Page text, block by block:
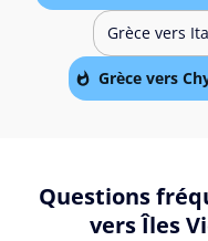
Grèce vers
Grèce vers
Questions
vers Îles